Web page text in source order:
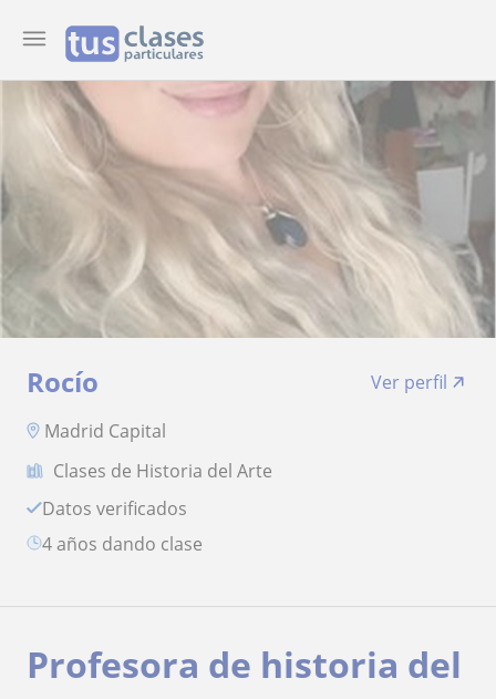
Rocío
Ver perfil
Madrid Capital
Clases de Historia del Arte
Datos verificados
4 años dando clase
Profesora de historia del